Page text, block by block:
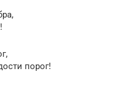
порог!